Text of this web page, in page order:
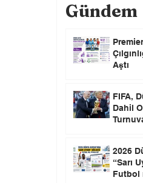
Gündem
Aştı
FIFA,
Dahil
2026
“Sarı
Futbol